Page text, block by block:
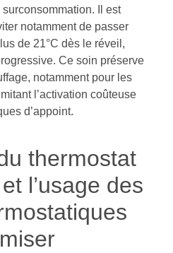
Il est
notamment de passer
de 21°C dès le réveil,
Ce soin préserve
notamment pour les
l’activation coûteuse
d’appoint.
thermostat
l’usage des